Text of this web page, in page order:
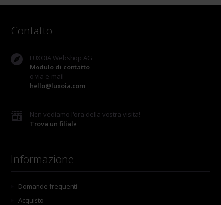
Contatto
LUXOIA Webshop AG
Modulo di contatto
o via e-mail
hello@luxoia.com
Non vediamo l'ora della vostra visita!
Trova un filiale
Informazione
Domande frequenti
Acquisto